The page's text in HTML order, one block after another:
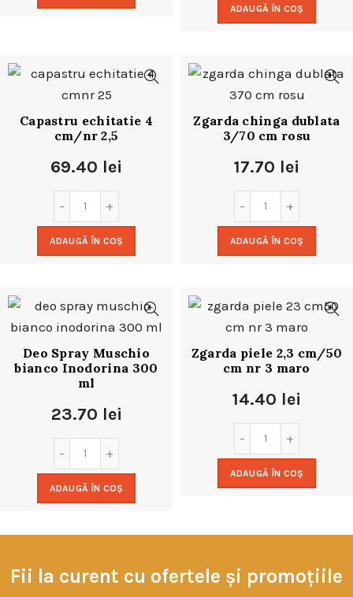
ADAUGĂ ÎN COȘ
Capastru echitatie 4
cm/nr 2,5
69.40 lei
ADAUGĂ ÎN COȘ
Zgarda chinga dublata
3/70 cm rosu
17.70 lei
ADAUGĂ ÎN COȘ
Deo Spray Muschio
bianco Inodorina 300
ml
23.70 lei
ADAUGĂ ÎN COȘ
Zgarda piele 2,3 cm/50
cm nr 3 maro
14.40 lei
ADAUGĂ ÎN COȘ
Fii la curent cu ofertele și promoțiile